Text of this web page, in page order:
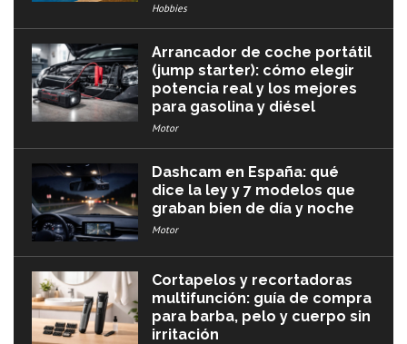
Hobbies
Arrancador de coche portátil
(jump starter): cómo elegir
potencia real y los mejores
para gasolina y diésel
Motor
Dashcam en España: qué
dice la ley y 7 modelos que
graban bien de día y noche
Motor
Cortapelos y recortadoras
multifunción: guía de compra
para barba, pelo y cuerpo sin
irritación